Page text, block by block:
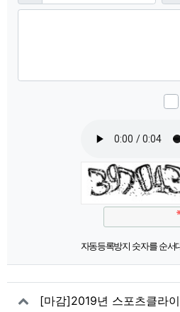
자동등록방지 숫자를 순서
[마감]2019년 스포츠클라